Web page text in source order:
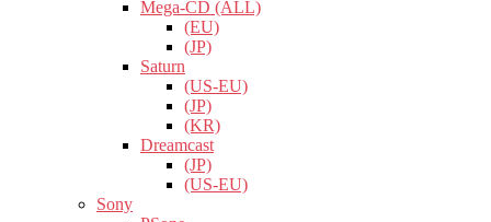
Mega-CD (ALL)
(EU)
(JP)
Saturn
(US-EU)
(JP)
(KR)
Dreamcast
(JP)
(US-EU)
Sony